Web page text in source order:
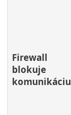
Firewall
blokuje
komunikáciu